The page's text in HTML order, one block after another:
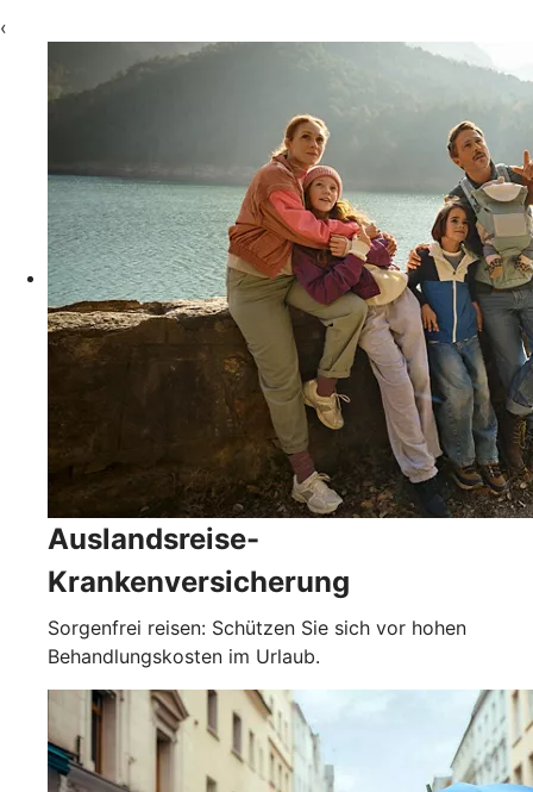
‹
Auslandsreise-
Krankenversicherung
Sorgenfrei reisen: Schützen Sie sich vor hohen
Behandlungskosten im Urlaub.